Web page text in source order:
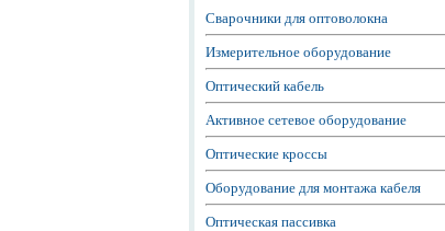
Сварочники для оптоволокна
Измерительное оборудование
Оптический кабель
Активное сетевое оборудование
Оптические кроссы
Оборудование для монтажа кабеля
Оптическая пассивка